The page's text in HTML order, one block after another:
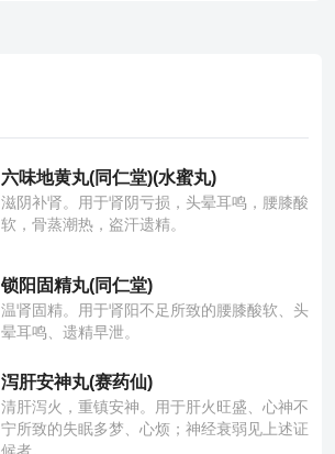
六味地黄丸(同仁堂)(水蜜丸)
滋阴补肾。用于肾阴亏损，头晕耳鸣，腰膝酸
软，骨蒸潮热，盗汗遗精。
锁阳固精丸(同仁堂)
温肾固精。用于肾阳不足所致的腰膝酸软、头
晕耳鸣、遗精早泄。
泻肝安神丸(赛药仙)
清肝泻火，重镇安神。用于肝火旺盛、心神不
宁所致的失眠多梦、心烦；神经衰弱见上述证